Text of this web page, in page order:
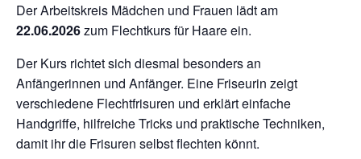
Der Arbeitskreis Mädchen und Frauen lädt am
22.06.2026zum Flechtkurs für Haare ein.
Der Kurs richtet sich diesmal besonders an
Anfängerinnen und Anfänger. Eine Friseurin zeigt
verschiedene Flechtfrisuren und erklärt einfache
Handgriffe, hilfreiche Tricks und praktische Techniken,
damit ihr die Frisuren selbst flechten könnt.